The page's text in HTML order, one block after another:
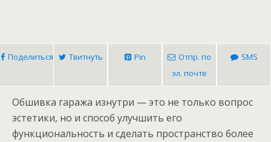
Поделиться Твитнуть Pin
Отпр. по
эл. почте
SMS
Обшивка гаража изнутри — это не только вопрос
эстетики, но и способ улучшить его
функциональность и сделать пространство более